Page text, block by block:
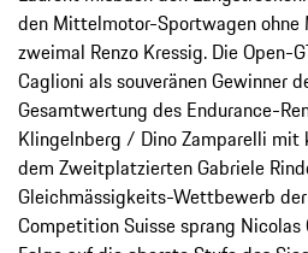
den Mittelmotor-Sportwagen ohne
zweimal Renzo Kressig. Die Open-
Caglioni als souveränen Gewinner
Gesamtwertung des Endurance-
Klingelnberg / Dino Zamparelli mit
dem Zweitplatzierten Gabriele
Gleichmässigkeits-Wettbewerb
Competition Suisse sprang